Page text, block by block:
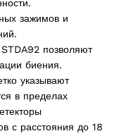
зажимов и
позволяют
биения.
указывают
в пределах
с расстояния до 18